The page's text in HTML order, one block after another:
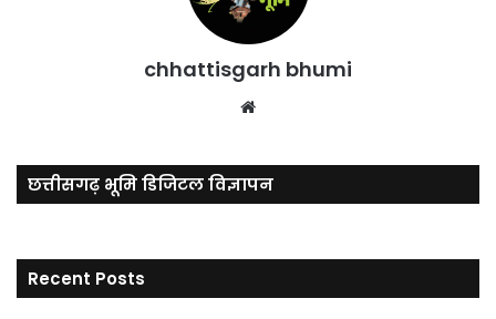
chhattisgarh bhumi
छत्तीसगढ़ भूमि डिजिटल विज्ञापन
Recent Posts